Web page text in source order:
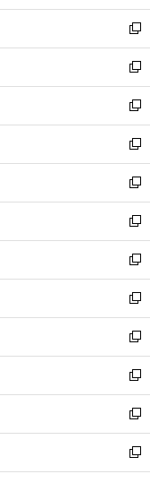
開
く
ウ
で
開
く
ン
ド
ウ
で
開
く
新
し
い
ウ
ィ
ン
ド
ウ
で
開
く
新
し
い
ウ
ィ
ン
ド
ウ
で
開
く
新
し
い
ウ
ィ
ン
ド
ウ
で
開
く
新
し
い
ウ
ィ
ン
ド
ウ
で
開
く
新
し
い
ウ
ィ
ン
ド
ウ
で
開
く
新
し
い
ウ
ィ
ン
ド
ウ
で
開
く
新
し
い
ウ
ィ
ン
ド
ウ
で
開
く
新
し
い
ウ
ィ
ン
ド
ウ
で
開
新
し
い
ウ
ィ
ン
ド
ウ
新
し
い
ウ
ィ
ン
新
し
い
ウ
新
し